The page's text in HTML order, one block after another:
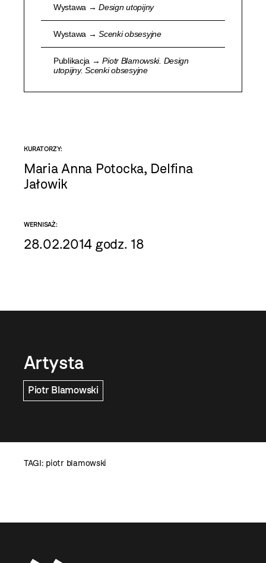
Wystawa →Design utopijny
Wystawa →Scenki obsesyjne
Publikacja →Piotr Blamowski. Design
utopijny. Scenki obsesyjne
KURATORZY:
Maria Anna Potocka, Delfina
Jałowik
WERNISAŻ:
28.02.2014 godz. 18
Artysta
Piotr Blamowski
TAGI: piotr blamowski